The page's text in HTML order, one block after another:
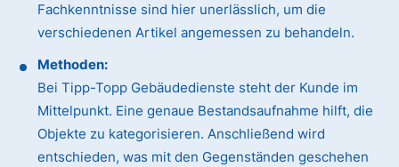
Fachkenntnisse sind hier unerlässlich, um die
verschiedenen Artikel angemessen zu behandeln.
Methoden:
Bei Tipp-Topp Gebäudedienste steht der Kunde im
Mittelpunkt. Eine genaue Bestandsaufnahme hilft, die
Objekte zu kategorisieren. Anschließend wird
entschieden, was mit den Gegenständen geschehen